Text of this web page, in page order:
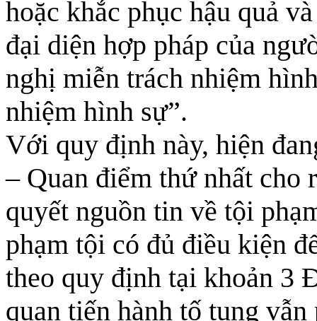
hoặc khắc phục hậu quả
đại diện hợp pháp của
nghị miễn trách nhiệm
nhiệm hình sự”.
Với quy định này, hiện
– Quan điểm thứ nhất
quyết nguồn tin về tội
phạm tội có đủ điều kiện
theo quy định tại khoản 3
quan tiến hành tố tụng